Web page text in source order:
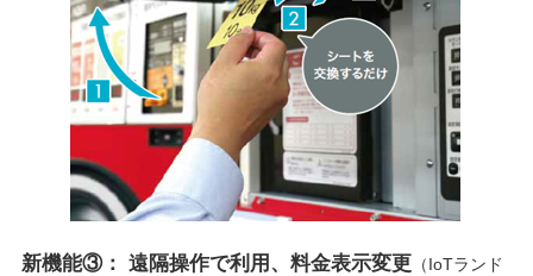
新機能③： 遠隔操作で利用、料金表示変更 （IoTランド